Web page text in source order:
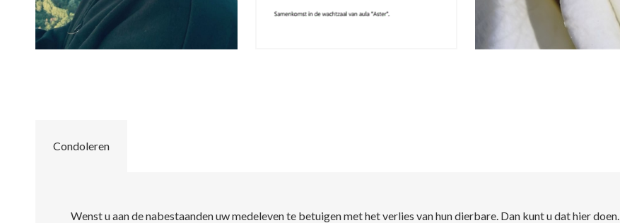
Condoleren
Wenst u aan de nabestaanden uw medeleven te betuigen met het verlies van hun dierbare. Dan kunt u dat hier doen.